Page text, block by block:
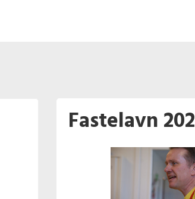
Fastelavn